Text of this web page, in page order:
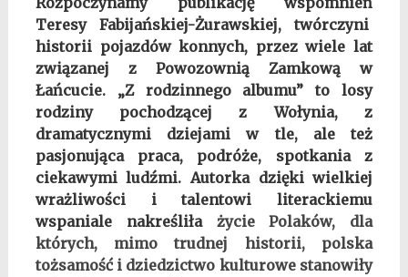
Teresy Fabijańskiej-Żurawskiej, twórczyni
historii pojazdów konnych, przez wiele lat
związanej z Powozownią Zamkową w
Łańcucie. „Z rodzinnego albumu” to losy
rodziny pochodzącej z Wołynia, z
dramatycznymi dziejami w tle, ale też
pasjonująca praca, podróże, spotkania z
ciekawymi ludźmi. Autorka dzięki wielkiej
wrażliwości i talentowi literackiemu
wspaniale nakreśliłażycie Polaków, dla
których, mimo trudnej historii, polska
tożsamość i dziedzictwo kulturowe stanowiły